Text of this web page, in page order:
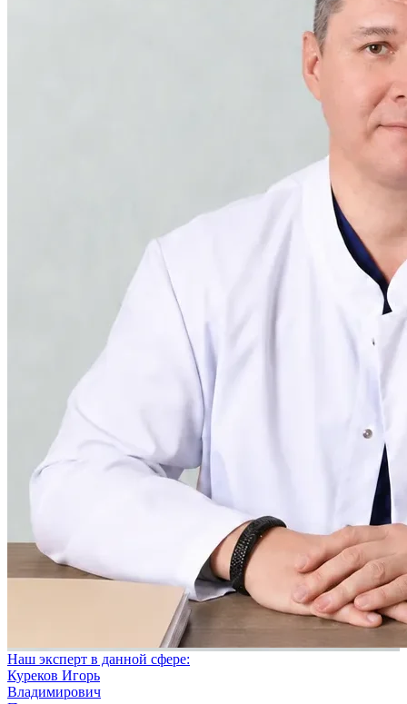
Наш эксперт в данной сфере:
Куреков Игорь
Владимирович